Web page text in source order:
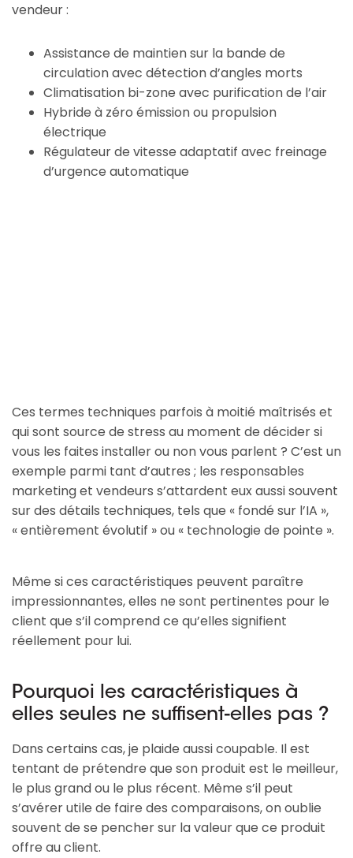
vendeur :
Assistance de maintien sur la bande de
circulation avec détection d’angles morts
Climatisation bi-zone avec purification de l’air
Hybride à zéro émission ou propulsion
électrique
Régulateur de vitesse adaptatif avec freinage
d’urgence automatique
Ces termes techniques parfois à moitié maîtrisés et
qui sont source de stress au moment de décider si
vous les faites installer ou non vous parlent ? C’est un
exemple parmi tant d’autres ; les responsables
marketing et vendeurs s’attardent eux aussi souvent
sur des détails techniques, tels que « fondé sur l’IA »,
« entièrement évolutif » ou « technologie de pointe ».
Même si ces caractéristiques peuvent paraître
impressionnantes, elles ne sont pertinentes pour le
client que s’il comprend ce qu’elles signifient
réellement pour lui.
Pourquoi les caractéristiques à
elles seules ne suffisent-elles pas ?
Dans certains cas, je plaide aussi coupable. Il est
tentant de prétendre que son produit est le meilleur,
le plus grand ou le plus récent. Même s’il peut
s’avérer utile de faire des comparaisons, on oublie
souvent de se pencher sur la valeur que ce produit
offre au client.